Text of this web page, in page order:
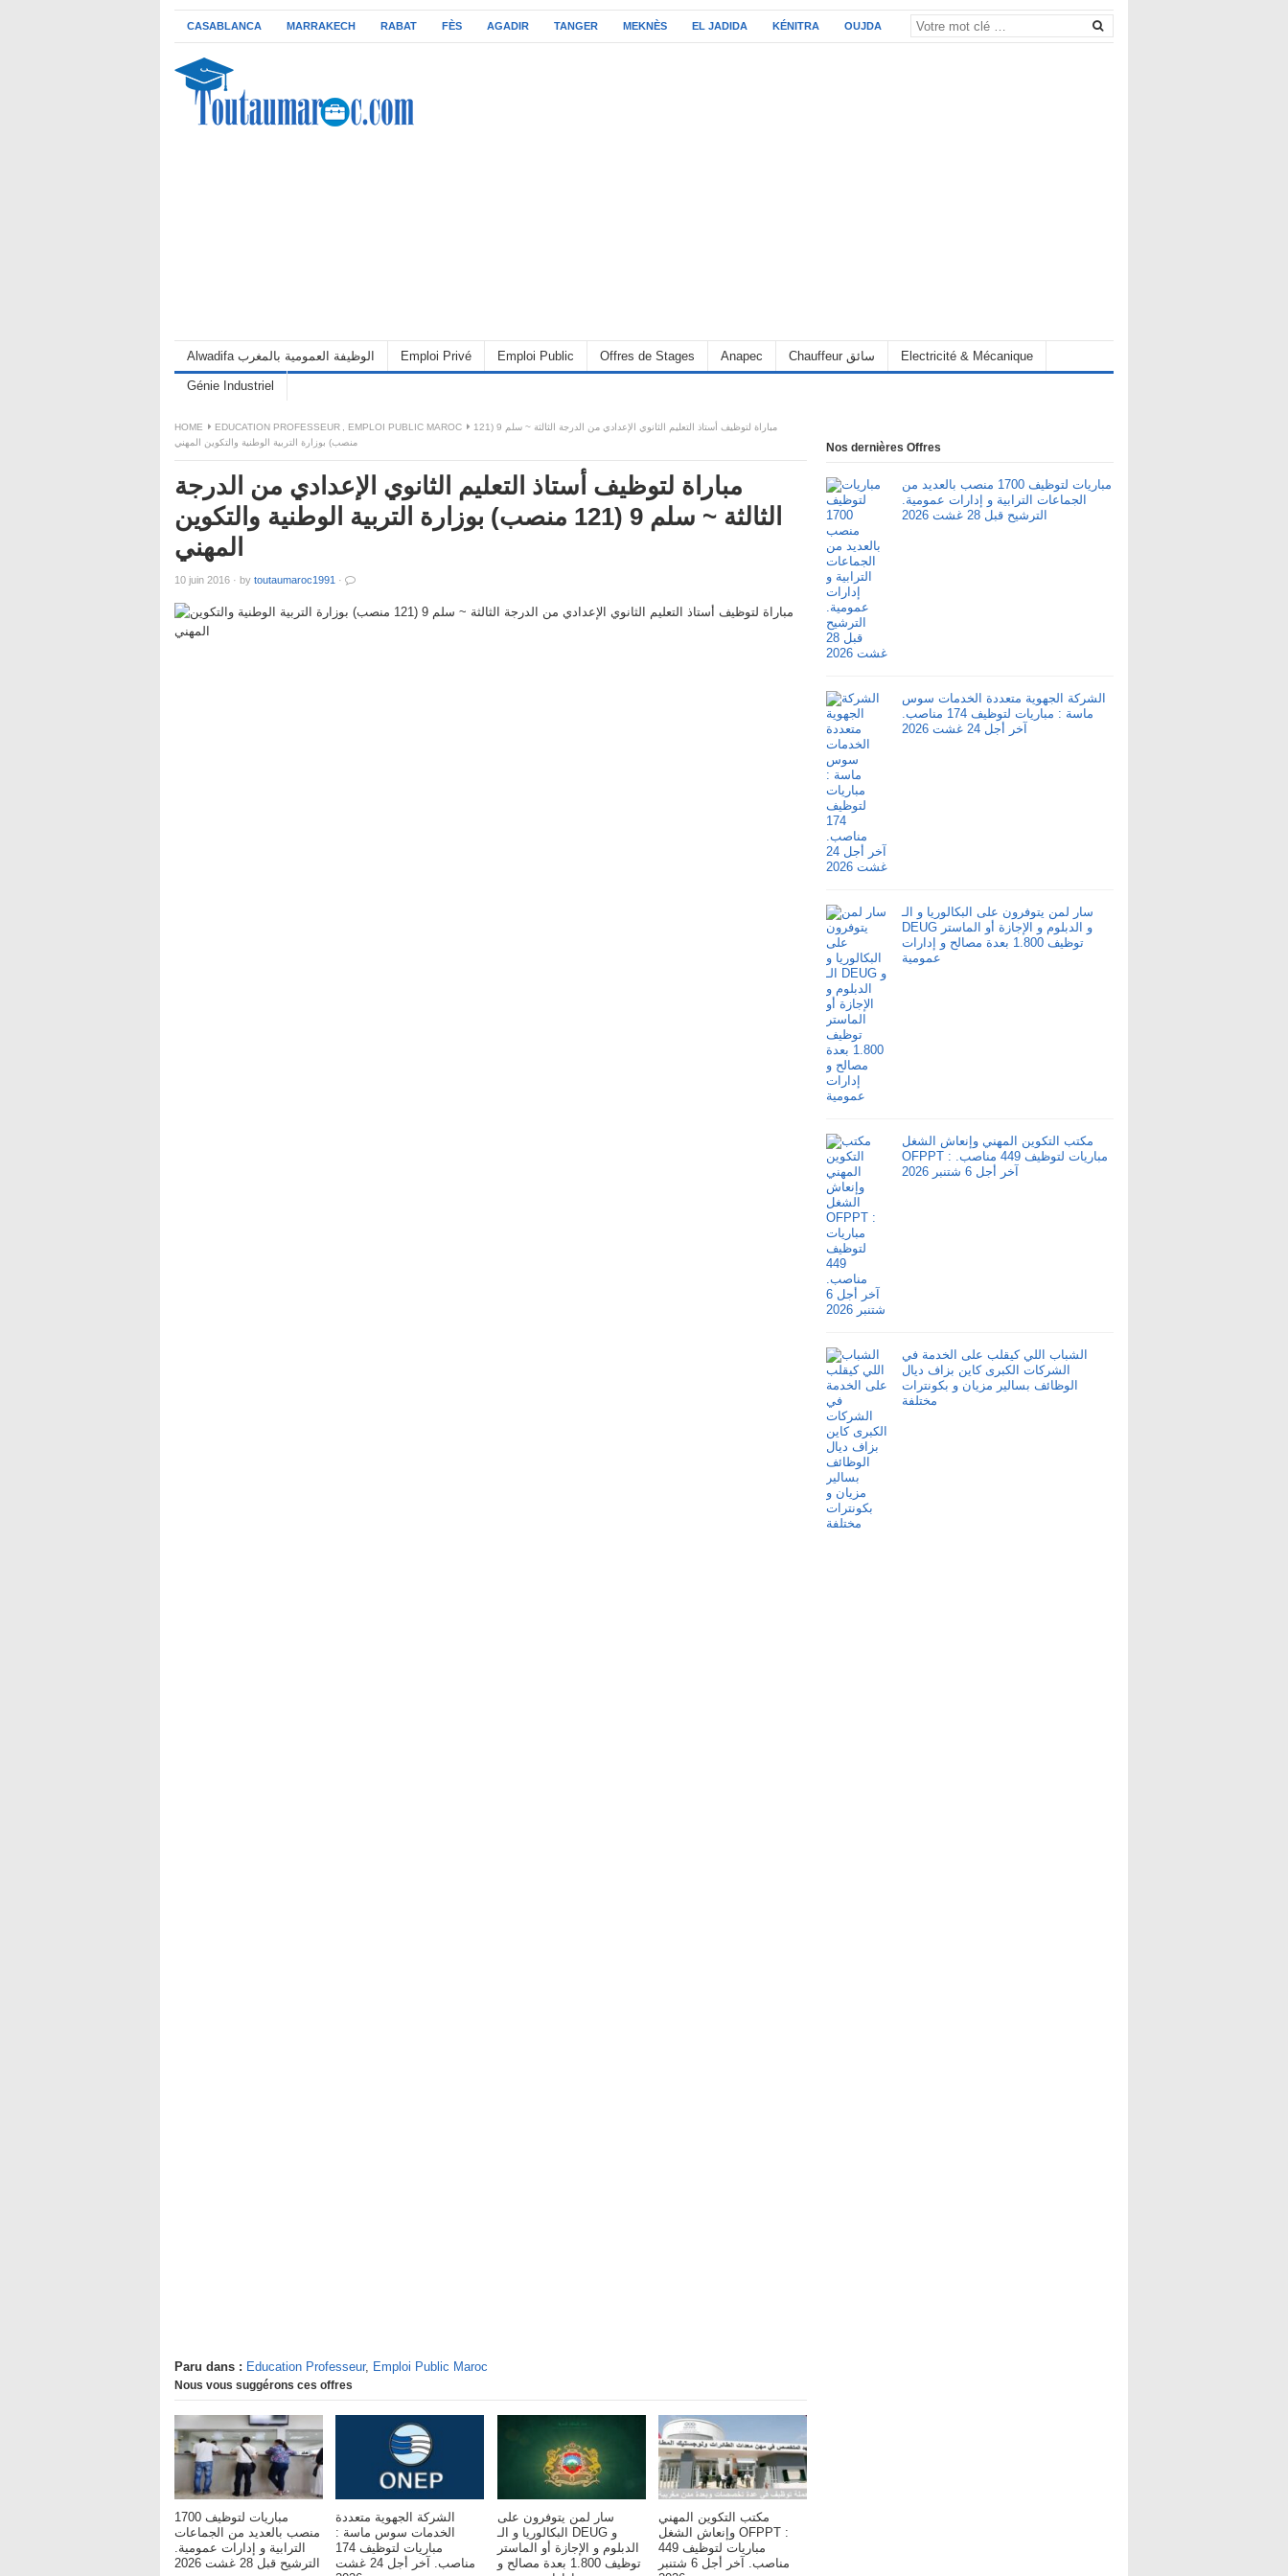
CASABLANCA MARRAKECH RABAT FÈS AGADIR TANGER MEKNÈS EL JADIDA KÉNITRA OUJDA
Alwadifa الوظيفة العمومية بالمغرب Emploi Privé Emploi Public Offres de Stages Anapec Chauffeur سائق Electricité & Mécanique
Génie Industriel
HOME EDUCATION PROFESSEUR EMPLOI PUBLIC MAROC
مباراة لتوظيف أستاذ التعليم الثانوي الإعدادي من الدرجة الثالثة ~ سلم 9 (121
منصب) بوزارة التربية الوطنية والتكوين المهني
مباراة لتوظيف أستاذ التعليم الثانوي الإعدادي من الدرجة
الثالثة ~ سلم 9 (121 منصب) بوزارة التربية الوطنية والتكوين
المهني
10 juin 2016 · by toutaumaroc1991 ·
Paru dans : Education Professeur, Emploi Public Maroc
Nous vous suggérons ces offres
مباريات لتوظيف 1700
منصب بالعديد من الجماعات
الترابية و إدارات عمومية.
الترشيح قبل 28 غشت 2026
الشركة الجهوية متعددة
الخدمات سوس ماسة :
مباريات لتوظيف 174
مناصب. آخر أجل 24 غشت
سار لمن يتوفرون على
البكالوريا و الـ DEUG و
الدبلوم و الإجازة أو الماستر
توظيف 1.800 بعدة مصالح و
مكتب التكوين المهني
وإنعاش الشغل OFPPT :
مباريات لتوظيف 449
مناصب. آخر أجل 6 شتنبر
Nos dernières Offres
مباريات لتوظيف 1700 منصب بالعديد من
الجماعات الترابية و إدارات عمومية.
الترشيح قبل 28 غشت 2026
الشركة الجهوية متعددة الخدمات سوس
ماسة : مباريات لتوظيف 174 مناصب.
آخر أجل 24 غشت 2026
سار لمن يتوفرون على البكالوريا و الـ
DEUG و الدبلوم و الإجازة أو الماستر
توظيف 1.800 بعدة مصالح و إدارات
عمومية
مكتب التكوين المهني وإنعاش الشغل
OFPPT : مباريات لتوظيف 449 مناصب.
آخر أجل 6 شتنبر 2026
الشباب اللي كيقلب على الخدمة في
الشركات الكبرى كاين بزاف ديال
الوظائف بسالير مزيان و بكونترات
مختلفة